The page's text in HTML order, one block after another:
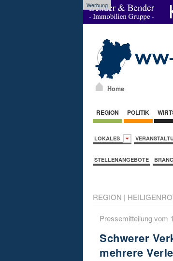
Werbung
Home
REGION POLITIK
LOKALES
STELLENANGEBOTE
REGION |
Pressemitteilung
Schwerer
mehrere